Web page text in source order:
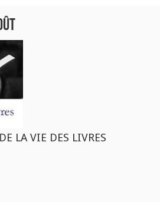
LA VIE DES LIVRES